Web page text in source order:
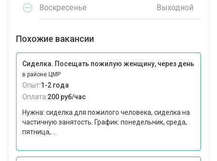
Воскресенье Выходной
Похожие вакансии
Сиделка. Посещать пожилую женщину, через день
в районе ЦМР
Опыт:1-2 года
Оплата:200 руб/час
Нужна: сиделка для пожилого человека, сиделка на
частичную занятость. График: понедельник, среда,
пятница,...